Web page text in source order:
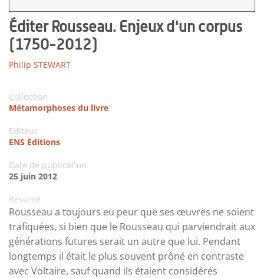
Éditer Rousseau. Enjeux d'un corpus
(1750-2012)
Philip STEWART
Collection
Métamorphoses du livre
Editeur
ENS Editions
Date de publication
25 juin 2012
Résumé
Rousseau a toujours eu peur que ses œuvres ne soient
trafiquées, si bien que le Rousseau qui parviendrait aux
générations futures serait un autre que lui. Pendant
longtemps il était le plus souvent prôné en contraste
avec Voltaire, sauf quand ils étaient considérés